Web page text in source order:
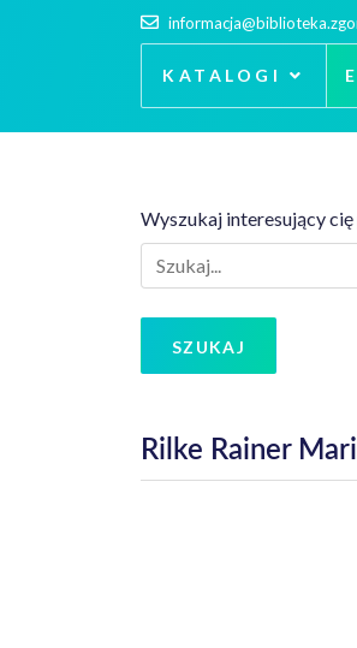
KATALOGI
Wyszukaj interesujący
SZUKAJ
Rilke Rainer